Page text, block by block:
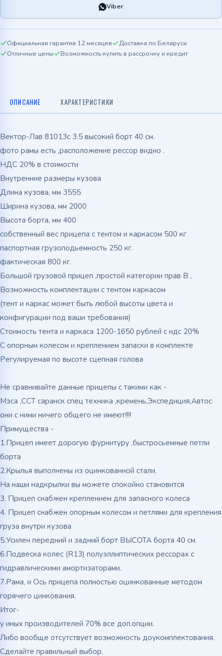
Viber
Официальная гарантия 12 месяцев
Доставка по Беларуси
Отличные цены
Возможность купить в рассрочку и кредит
ОПИСАНИЕ ХАРАКТЕРИСТИКИ
Вектор-Лав 81013с 3.5 высокий борт 40 см.
фото рамы есть ,расположение рессор видно .
НДС 20% в стоимости
Внутренние размеры кузова
Длина кузова, мм 3555
Ширина кузова, мм 2000
Высота борта, мм 400
собственный вес прицепа с тентом и каркасом 500 кг
паспортная грузоподьемность 250 кг.
фактическая 800 кг.
Большой грузовой прицеп ,простой категории прав В ,
Возможность комплектации с тентом каркасом
(тент и каркас может быть любой высоты цвета и
конфигурации под ваши требования)
Стоимость тента и каркаса 1200-1650 рублей с ндс 20%
С опорным колесом и креплением запаски в комплекте
Регулируемая по высоте сцепная голова
Не сравнивайте данные прицепы с такими как -
Мзса ,ССТ саранск спец техника ,кремень,Экспедиция,Автос
они с ними ничего общего не имеют!!!!
Примущества -
1.Прицеп имеет дорогую фурнитуру ,быстросьемные петли
борта
2.Крылья выполнены из оцинкованной стали.
На наши надкрылки вы можете спокойно становится
3. Прицеп снабжен креплением для запасного колеса
4. Прицеп снабжен опорным колесом и петлями для крепления
груза внутри кузова
5.Усилен передний и задний борт ВЫСОТА борта 40 см.
6.Подвеска колес (R13) полуэллиптических рессорах с
гидравлическими амортизаторами.
7.Рама, и Ось прицепа полностью оцинкованные методом
горячего цинкования.
Итог-
у иных производителей 70% все доп.опции.
Либо вообще отсутствует возможность доукомплектования.
Сделайте правильный выбор.